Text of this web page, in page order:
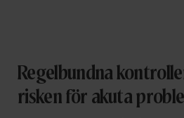
Regelbundna
risken för akuta